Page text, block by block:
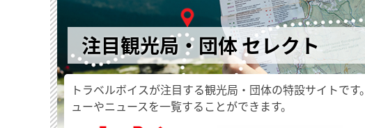
注目観光局・団体 セレクト
トラベルボイスが注目する観光局・団体の特設サイトで
ューやニュースを一覧することができます。